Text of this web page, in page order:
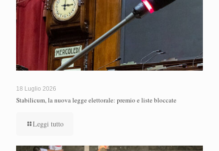
18 Luglio 2026
Stabilicum, la nuova legge elettorale: premio e liste bloccate
Leggi tutto